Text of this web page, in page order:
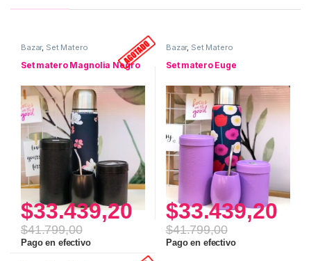
Bazar, Set Matero
Set matero Magnolia Negro
$33.439,20
$41.799,00
Pago en efectivo
Bazar, Set Matero
Set matero Euge
$33.439,20
$41.799,00
Pago en efectivo